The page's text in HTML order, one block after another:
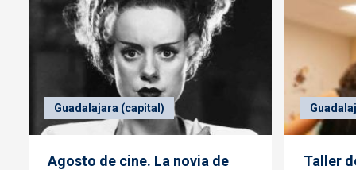
Guadalajara (capital)
Agosto de cine. La novia de
Taller